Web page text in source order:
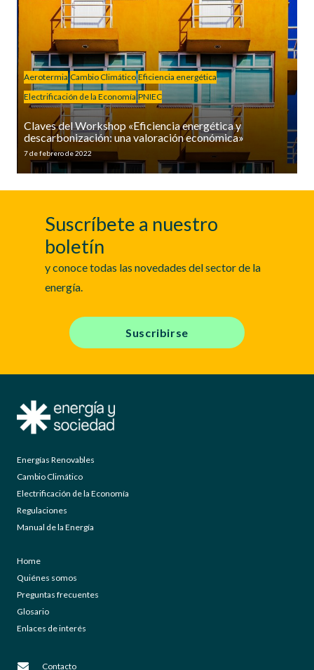
Aerotermia Cambio Climático Eficiencia energética
Electrificación de la Economía PNIEC
Claves del Workshop «Eficiencia energética y
descarbonización: una valoración económica»
7 de febrero de 2022
Suscríbete a nuestro
boletín
y conoce todas las novedades del sector de la
energía.
Suscribirse
Energías Renovables
Cambio Climático
Electrificación de la Economía
Regulaciones
Manual de la Energía
Home
Quiénes somos
Preguntas frecuentes
Glosario
Enlaces de interés
Contacto